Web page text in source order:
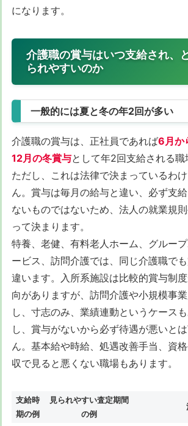
になります。
介護職の賞与はいつ支給され、
られやすいのか
一般的には夏と冬の年2回が多い
介護職の賞与は、正社員であれば6月か
12月の冬賞与として年2回支給される職
ただし、これは法律で決まっているわ
ん。賞与は毎月の給与と違い、必ず支
ないものではないため、法人の就業規
って決まります。
特養、老健、有料老人ホーム、グルー
ービス、訪問介護では、同じ介護職で
違います。入所系施設は比較的賞与制
向がありますが、訪問介護や小規模事
し、寸志のみ、業績連動というケース
し、賞与がないから必ず待遇が悪いと
ん。基本給や時給、処遇改善手当、資
収で見ると悪くない職場もあります。
支給時
期の例
見られやすい査定期間
の例